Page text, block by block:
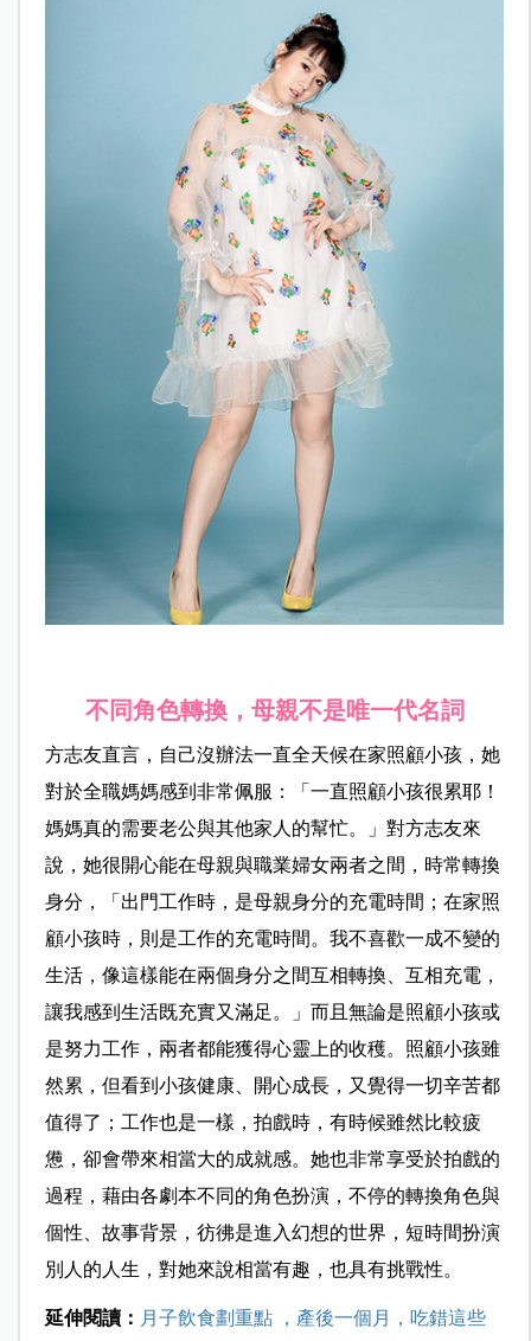
不同角色轉換，母親不是唯一代名詞
方志友直言，自己沒辦法一直全天候在家照顧小孩，她
對於全職媽媽感到非常佩服：「一直照顧小孩很累耶！
媽媽真的需要老公與其他家人的幫忙。」對方志友來
說，她很開心能在母親與職業婦女兩者之間，時常轉換
身分，「出門工作時，是母親身分的充電時間；在家照
顧小孩時，則是工作的充電時間。我不喜歡一成不變的
生活，像這樣能在兩個身分之間互相轉換、互相充電，
讓我感到生活既充實又滿足。」而且無論是照顧小孩或
是努力工作，兩者都能獲得心靈上的收穫。照顧小孩雖
然累，但看到小孩健康、開心成長，又覺得一切辛苦都
值得了；工作也是一樣，拍戲時，有時候雖然比較疲
憊，卻會帶來相當大的成就感。她也非常享受於拍戲的
過程，藉由各劇本不同的角色扮演，不停的轉換角色與
個性、故事背景，彷彿是進入幻想的世界，短時間扮演
別人的人生，對她來說相當有趣，也具有挑戰性。
延伸閱讀： 月子飲食劃重點 ，產後一個月，吃錯這些